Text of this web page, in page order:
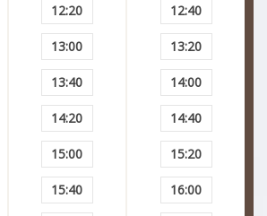
burnout
12:20
13:00
13:40
14:20
15:00
15:40
12:40
13:20
14:00
14:40
15:20
16:00